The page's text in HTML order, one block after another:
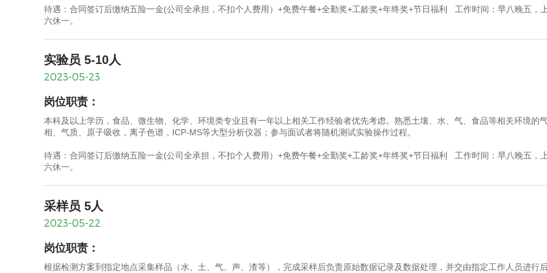
待遇：合同签订后缴纳五险一金(公司全承担，不扣个人费用）+免费午餐+全勤奖+工龄奖+年终奖+节日福利 工作时间：早八晚五，上
六休一。
实验员 5-10人
2023-05-23
岗位职责：
本科及以上学历，食品、微生物、化学、环境类专业且有一年以上相关工作经验者优先考虑。熟悉土壤、水、气、食品等相关环境的
相、气质、原子吸收，离子色谱，ICP-MS等大型分析仪器；参与面试者将随机测试实验操作过程。
待遇：合同签订后缴纳五险一金(公司全承担，不扣个人费用）+免费午餐+全勤奖+工龄奖+年终奖+节日福利 工作时间：早八晚五，上
六休一。
采样员 5人
2023-05-22
岗位职责：
根据检测方案到指定地点采集样品（水、土、气、声、渣等），完成采样后负责原始数据记录及数据处理，并交由指定工作人员进行